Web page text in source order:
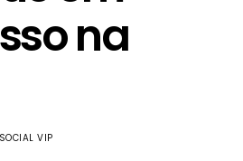
na
VIP